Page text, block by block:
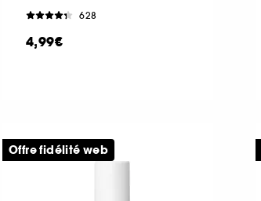
628
4,99€
Offre fidélité web